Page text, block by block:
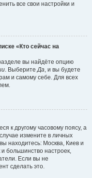
все свои настройки и
«Кто сейчас на
вы найдёте опцию
. ВыберитеДа, и вы будете
и самому себе. Для всех
к другому часовому поясу, а
измените в личных
находитесь: Москва, Киев и
и большинство настроек,
Если вы не
сделать это.